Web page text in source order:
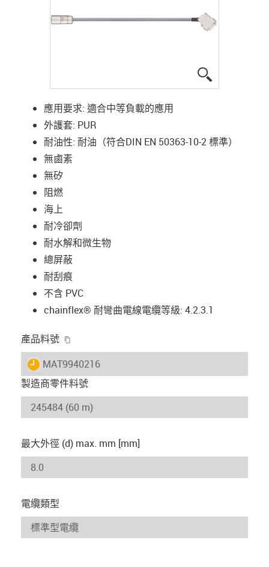
應用要求: 適合中等負載的應用
外護套: PUR
耐油性: 耐油（符合DIN EN 50363-10-2 標準）
無鹵素
無矽
阻燃
海上
耐冷卻劑
耐水解和微生物
總屏蔽
耐刮痕
不含 PVC
chainflex® 耐彎曲電線電纜等級: 4.2.3.1
產品料號
igus-icon-lieferzeit
MAT9940216
製造商零件料號
最大外徑 (d) max. mm [mm]
電纜類型